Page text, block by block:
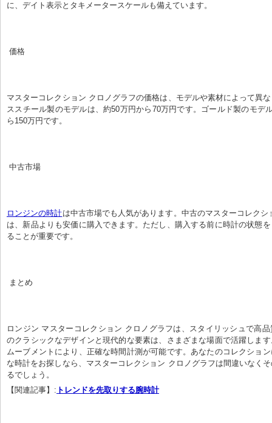
に、デイト表示とタキメータースケールも備えています。
価格
マスターコレクション クロノグラフの価格は、モデルや素材によって異
ススチール製のモデルは、約50万円から70万円です。ゴールド製のモデ
ら150万円です。
中古市場
ロンジンの時計は中古市場でも人気があります。中古のマスターコレクシ
は、新品よりも安価に購入できます。ただし、購入する前に時計の状態
ることが重要です。
まとめ
ロンジン マスターコレクション クロノグラフは、スタイリッシュで高
のクラシックなデザインと現代的な要素は、さまざまな場面で活躍しま
ムーブメントにより、正確な時間計測が可能です。あなたのコレクショ
な時計をお探しなら、マスターコレクション クロノグラフは間違いなく
るでしょう。
【関連記事】: トレンドを先取りする腕時計